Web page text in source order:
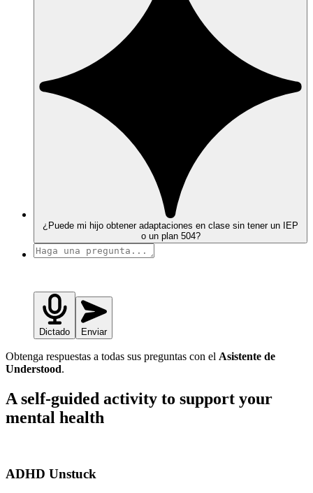
¿Puede mi hijo obtener adaptaciones en clase sin tener un IEP
o un plan 504?
Dictado Enviar
Obtenga respuestas a todas sus preguntas con el Asistente de
Understood.
A self-guided activity to support your
mental health
ADHD Unstuck